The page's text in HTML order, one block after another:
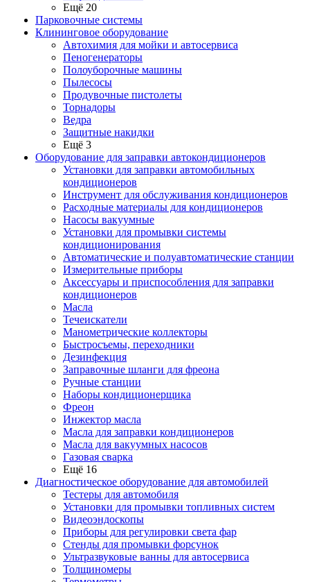
Ещё 20
Парковочные системы
Клининговое оборудование
Автохимия для мойки и автосервиса
Пеногенераторы
Полоуборочные машины
Пылесосы
Продувочные пистолеты
Торнадоры
Ведра
Защитные накидки
Ещё 3
Оборудование для заправки автокондиционеров
Установки для заправки автомобильных
кондиционеров
Инструмент для обслуживания кондиционеров
Расходные материалы для кондиционеров
Насосы вакуумные
Установки для промывки системы
кондиционирования
Автоматические и полуавтоматические станции
Измерительные приборы
Аксессуары и приспособления для заправки
кондиционеров
Масла
Течеискатели
Манометрические коллекторы
Быстросъемы, переходники
Дезинфекция
Заправочные шланги для фреона
Ручные станции
Наборы кондиционерщика
Фреон
Инжектор масла
Масла для заправки кондиционеров
Масла для вакуумных насосов
Газовая сварка
Ещё 16
Диагностическое оборудование для автомобилей
Тестеры для автомобиля
Установки для промывки топливных систем
Видеоэндоскопы
Приборы для регулировки света фар
Стенды для промывки форсунок
Ультразвуковые ванны для автосервиса
Толщиномеры